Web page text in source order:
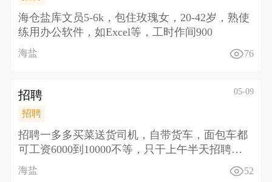
海仓盐库文员5-6k，包住 玫瑰女，20-42岁，熟使
练用办公软件，如Excel等，工时作间900
海盐 76
招聘 05-09
招聘
招聘一多多买菜送货司机，自带货车，面包车都
可工资6000到10000不等，只干上午半天 招聘二
多多
海盐 52